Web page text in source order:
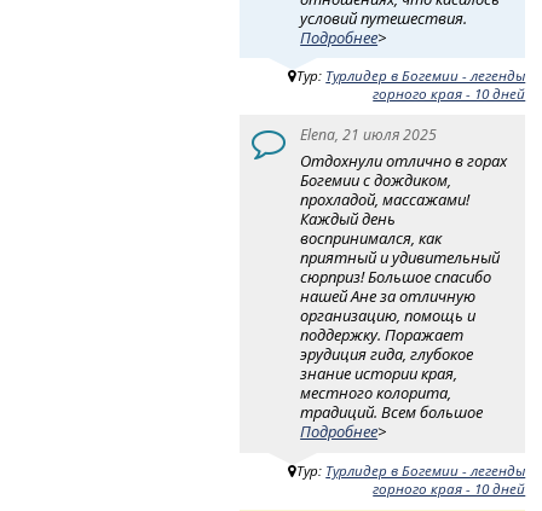
условий путешествия.
Подробнее>
Тур: Турлидер в Богемии - легенды
горного края - 10 дней
Elena, 21 июля 2025
Отдохнули отлично в горах
Богемии с дождиком,
прохладой, массажами!
Каждый день
воспринимался, как
приятный и удивительный
сюрприз! Большое спасибо
нашей Ане за отличную
организацию, помощь и
поддержку. Поражает
эрудиция гида, глубокое
знание истории края,
местного колорита,
традиций. Всем большое
Подробнее>
Тур: Турлидер в Богемии - легенды
горного края - 10 дней